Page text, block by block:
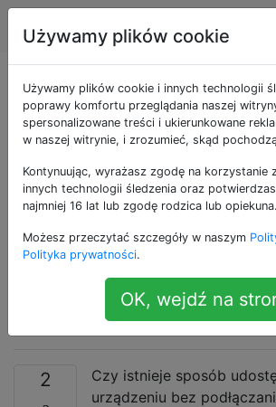
Apple Tagi
Czy mogę
udostępnić
innemu
które jest
autoryzowane
konta zakupu?
2
Czy istnieje sposób
urządzeniu bez
Używamy plików cookie
Używamy plików cookie i innych technologii
poprawy komfortu przeglądania naszej
spersonalizowane treści i ukierunkowane
w naszej witrynie, i zrozumieć, skąd
Kontynuując, wyrażasz zgodę na korzystanie
innych technologii śledzenia oraz
najmniej 16 lat lub zgodę rodzica lub opiekuna.
Możesz przeczytać szczegóły w naszym
Polityka prywatności.
OK, wejdź na